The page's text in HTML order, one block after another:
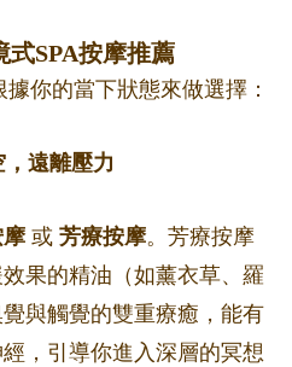
SPA按摩推薦
你的當下狀態來做選擇：
遠離壓力
或 芳療按摩。芳療按摩
果的精油（如薰衣草、羅
與觸覺的雙重療癒，能有
，引導你進入深層的冥想